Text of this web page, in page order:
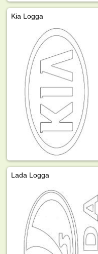
Kia Logga
Lada Logga